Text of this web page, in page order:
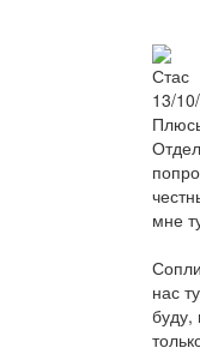
Стас
13/
мне
нас
буду,